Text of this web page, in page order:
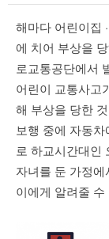
해마다 어린이집
에 치어 부상을
로교통공단에서
어린이 교통사고
해 부상을 당한
보행 중에 자동
로 하교시간대인
자녀를 둔 가정
이에게 알려줄